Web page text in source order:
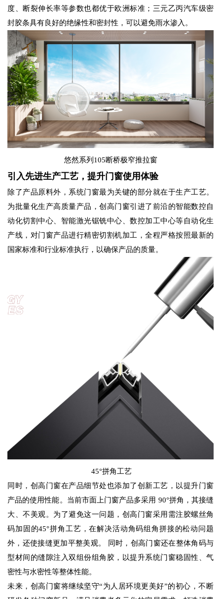
度、断裂伸长率等参数也都优于欧洲标准；三元乙丙汽车级密
封胶条具有良好的绝缘性和密封性，可以避免雨水渗入。
悠然系列105断桥极窄推拉窗
引入先进生产工艺，提升门窗使用体验
除了产品原料外，系统门窗最为关键的部分就在于生产工艺。
为批量化生产高质量产品，创高门窗引进了前沿的智能数控自
动化切割中心、智能激光锯铣中心、数控加工中心等自动化生
产线，对门窗产品进行精密切割机加工，全程严格按照最新的
国家标准和行业标准执行，以确保产品的质量。
45°拼角工艺
同时，创高门窗在产品细节处也添加了创新工艺，以提升门窗
产品的使用性能。当前市面上门窗产品多采用 90°拼角，其接缝
大、不美观。为了避免这一问题，创高门窗采用需注胶螺丝角
码加固的45°拼角工艺，在解决活动角码组角拼接的松动问题
外，还使接缝更加平整美观。 同时，创高门窗还在整体角码与
型材间的缝隙注入双组份组角胶，以提升系统门窗稳固性、气
密性与水密性等整体性能。
未来，创高门窗将继续坚守“为人居环境更美好”的初心，不断